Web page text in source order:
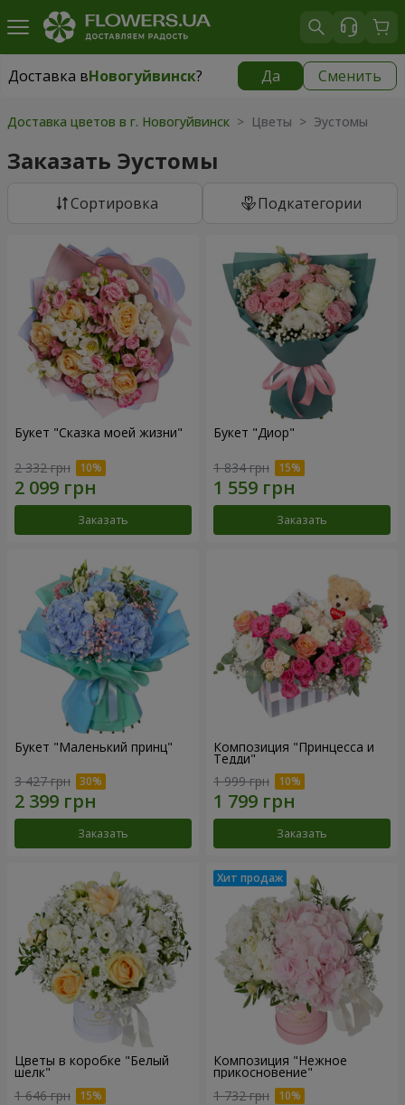
Доставка вНовогуйвинск? Да Сменить
Доставка вНовогуйвинск| бесплатно
Доставка цветов в г. Новогуйвинск > Цветы > Эустомы
Заказать Эустомы
Cортировка Подкатегории
Букет "Сказка моей жизни"
2 332 грн
Заказать
Букет "Диор"
1 834 грн
Заказать
Букет "Маленький принц"
3 427 грн
Заказать
Композиция "Принцесса и
Тедди"
1 999 грн
Заказать
Цветы в коробке "Белый
шелк"
1 646 грн
Композиция "Нежное
прикосновение"
1 732 грн